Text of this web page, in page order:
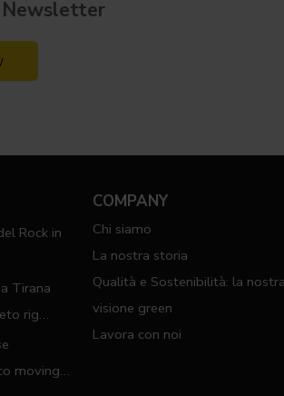
Newsletter
Rock in
Tirana
rig
moving
COMPANY
Chi siamo
La nostra storia
Qualità e Sostenibilità: la nostra
visione green
Lavora con noi